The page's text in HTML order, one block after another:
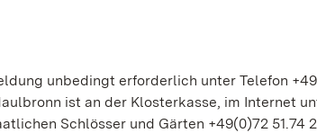
unbedingt erforderlich unter Telefon
ist an der Klosterkasse, im Internet
Schlösser und Gärten +49(0)72 51.74